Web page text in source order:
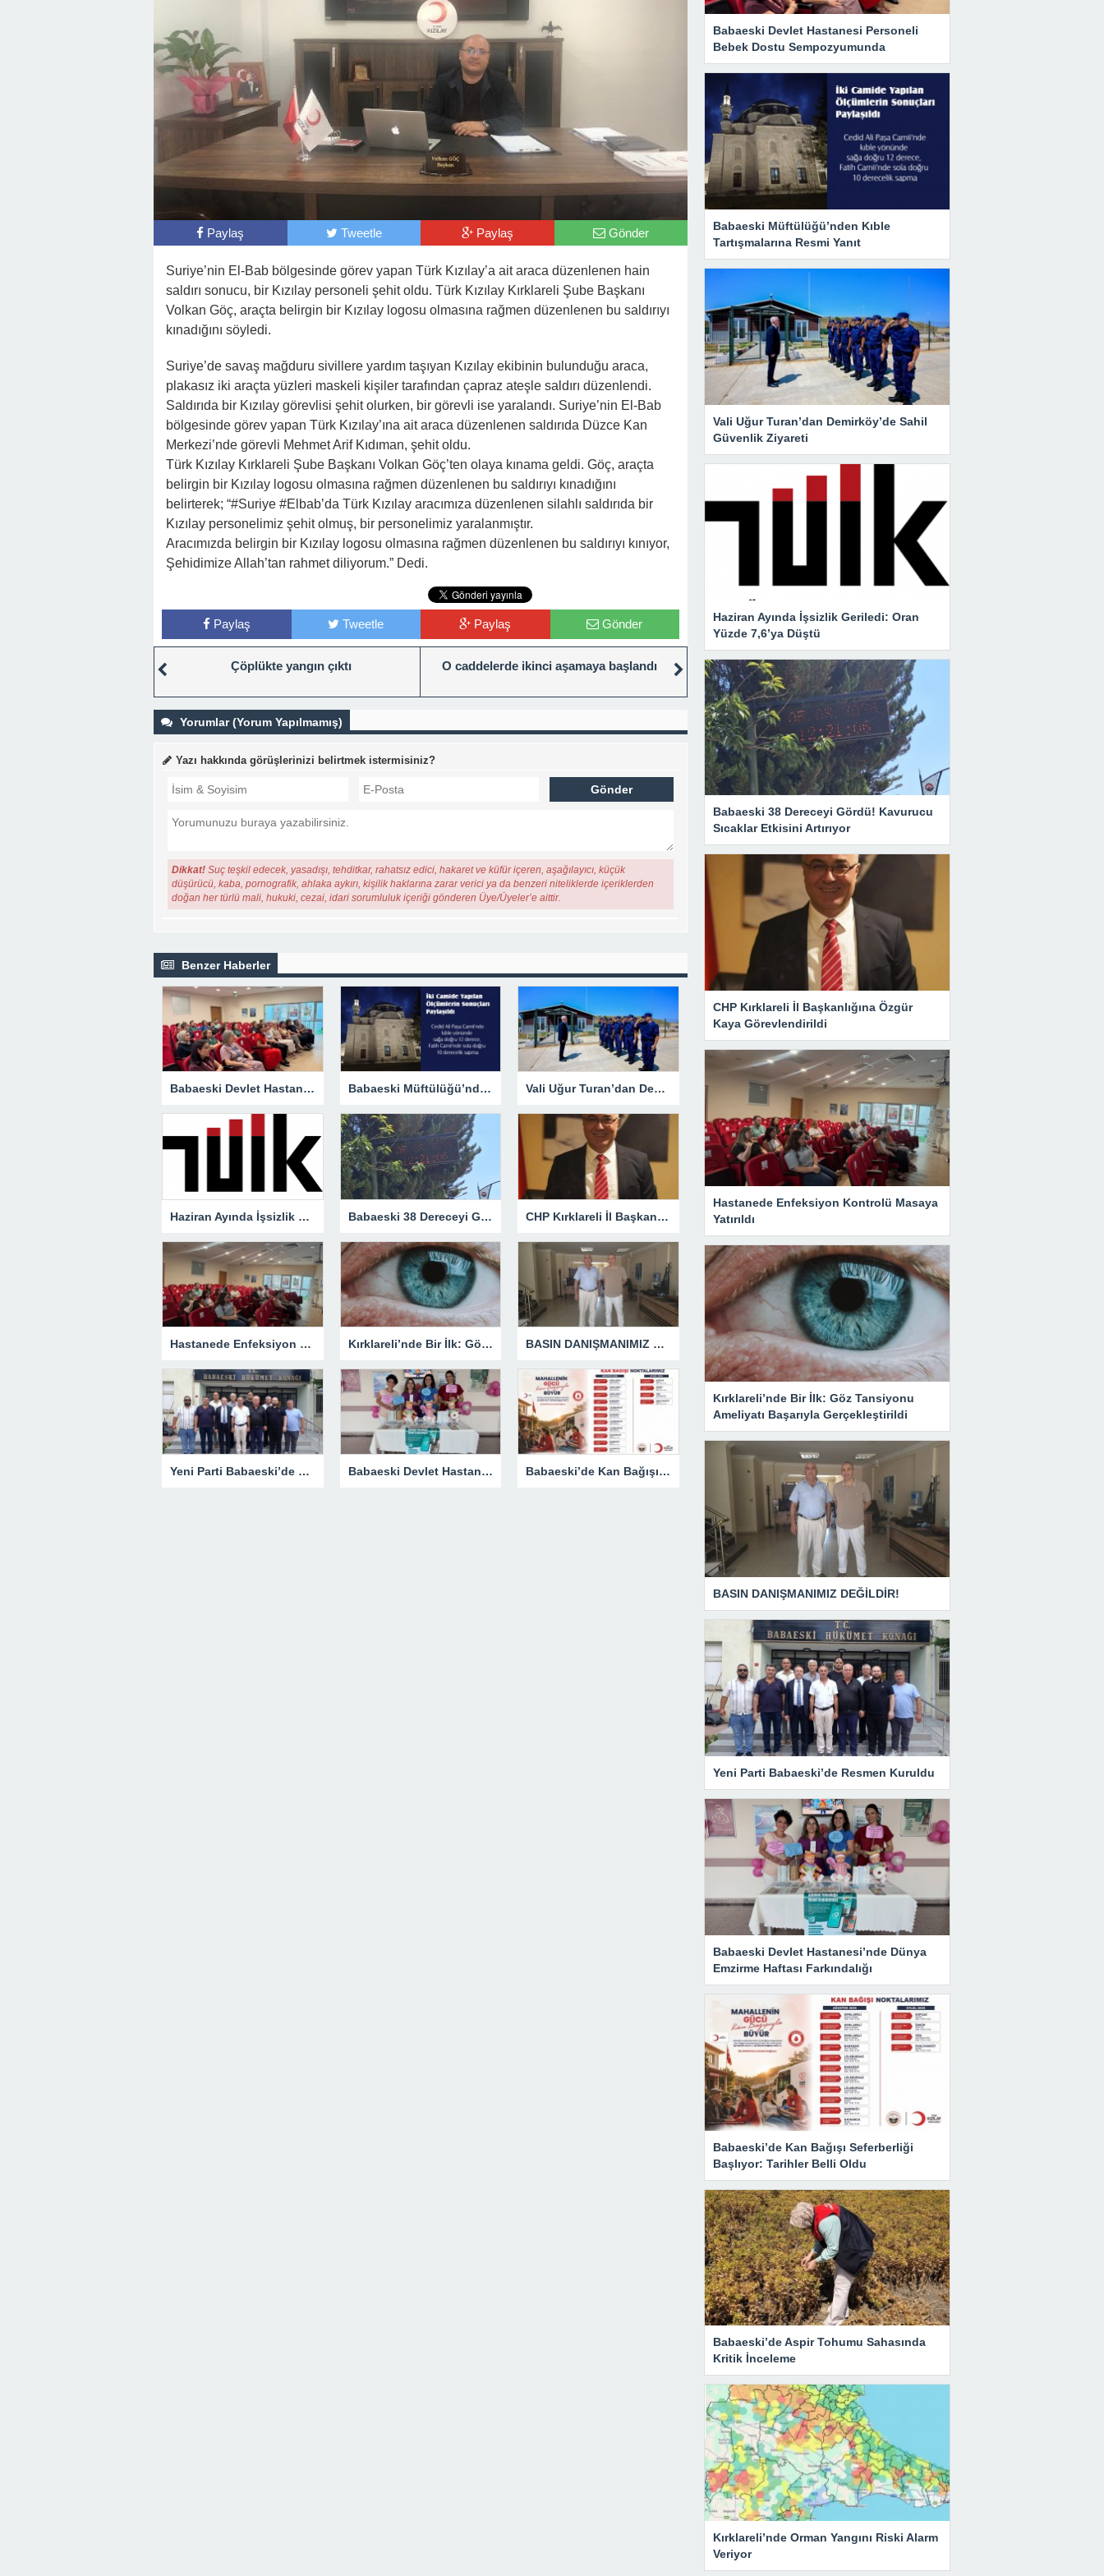
Paylaş Tweetle Paylaş Gönder
Suriye’nin El-Bab bölgesinde görev yapan Türk Kızılay’a ait araca düzenlenen hain
saldırı sonucu, bir Kızılay personeli şehit oldu. Türk Kızılay Kırklareli Şube Başkanı
Volkan Göç, araçta belirgin bir Kızılay logosu olmasına rağmen düzenlenen bu saldırıyı
kınadığını söyledi.
Suriye’de savaş mağduru sivillere yardım taşıyan Kızılay ekibinin bulunduğu araca,
plakasız iki araçta yüzleri maskeli kişiler tarafından çapraz ateşle saldırı düzenlendi.
Saldırıda bir Kızılay görevlisi şehit olurken, bir görevli ise yaralandı. Suriye’nin El-Bab
bölgesinde görev yapan Türk Kızılay’ına ait araca düzenlenen saldırıda Düzce Kan
Merkezi’nde görevli Mehmet Arif Kıdıman, şehit oldu.
Türk Kızılay Kırklareli Şube Başkanı Volkan Göç’ten olaya kınama geldi. Göç, araçta
belirgin bir Kızılay logosu olmasına rağmen düzenlenen bu saldırıyı kınadığını
belirterek; “#Suriye #Elbab’da Türk Kızılay aracımıza düzenlenen silahlı saldırıda bir
Kızılay personelimiz şehit olmuş, bir personelimiz yaralanmıştır.
Aracımızda belirgin bir Kızılay logosu olmasına rağmen düzenlenen bu saldırıyı kınıyor,
Şehidimize Allah’tan rahmet diliyorum.” Dedi.
Paylaş Tweetle Paylaş Gönder
Çöplükte yangın çıktı O caddelerde ikinci aşamaya başlandı
Yorumlar (Yorum Yapılmamış)
Yazı hakkında görüşlerinizi belirtmek istermisiniz?
Dikkat! Suç teşkil edecek, yasadışı, tehditkar, rahatsız edici, hakaret ve küfür içeren, aşağılayıcı, küçük
düşürücü, kaba, pornografik, ahlaka aykırı, kişilik haklarına zarar verici ya da benzeri niteliklerde içeriklerden
doğan her türlü mali, hukuki, cezai, idari sorumluluk içeriği gönderen Üye/Üyeler’e aittir.
Benzer Haberler
Babaeski Devlet Hastanesi Personeli Bebek Dostu Sempozyumunda Babaeski Müftülüğü’nden Kıble Tartışmalarına Resmi Yanıt Vali Uğur Turan’dan Demirköy’de Sahil Güvenlik Ziyareti
Haziran Ayında İşsizlik Geriledi: Oran Yüzde 7,6’ya Düştü Babaeski 38 Dereceyi Gördü! Kavurucu Sıcaklar Etkisini Artırıyor CHP Kırklareli İl Başkanlığına Özgür Kaya Görevlendirildi
Hastanede Enfeksiyon Kontrolü Masaya Yatırıldı Kırklareli’nde Bir İlk: Göz Tansiyonu Ameliyatı Başarıyla Gerçekleştirildi BASIN DANIŞMANIMIZ DEĞİLDİR!
Yeni Parti Babaeski’de Resmen Kuruldu Babaeski Devlet Hastanesi’nde Dünya Emzirme Haftası Farkındalığı Babaeski’de Kan Bağışı Seferberliği Başlıyor: Tarihler Belli Oldu
Babaeski Devlet Hastanesi Personeli
Bebek Dostu Sempozyumunda
Babaeski Müftülüğü’nden Kıble
Tartışmalarına Resmi Yanıt
Vali Uğur Turan’dan Demirköy’de Sahil
Güvenlik Ziyareti
Haziran Ayında İşsizlik Geriledi: Oran
Yüzde 7,6’ya Düştü
Babaeski 38 Dereceyi Gördü! Kavurucu
Sıcaklar Etkisini Artırıyor
CHP Kırklareli İl Başkanlığına Özgür
Kaya Görevlendirildi
Hastanede Enfeksiyon Kontrolü Masaya
Yatırıldı
Kırklareli’nde Bir İlk: Göz Tansiyonu
Ameliyatı Başarıyla Gerçekleştirildi
BASIN DANIŞMANIMIZ DEĞİLDİR!
Yeni Parti Babaeski’de Resmen Kuruldu
Babaeski Devlet Hastanesi’nde Dünya
Emzirme Haftası Farkındalığı
Babaeski’de Kan Bağışı Seferberliği
Başlıyor: Tarihler Belli Oldu
Babaeski’de Aspir Tohumu Sahasında
Kritik İnceleme
Kırklareli’nde Orman Yangını Riski Alarm
Veriyor